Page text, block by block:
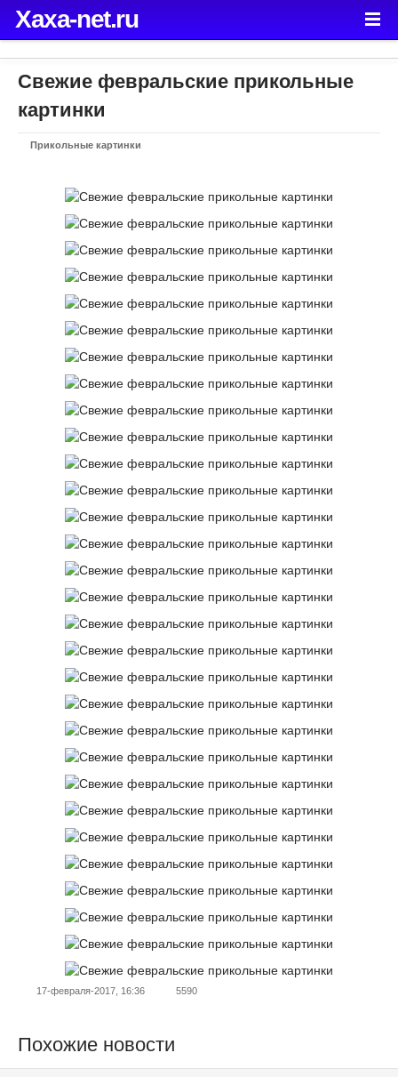
Xaxa-net.ru
Свежие февральские прикольные
картинки
Прикольные картинки
17-февраля-2017, 16:36 5590
Похожие новости